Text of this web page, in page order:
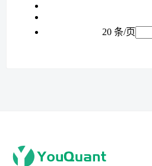
20 条/页